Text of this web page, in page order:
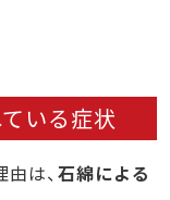
いる症状
は、 石綿による